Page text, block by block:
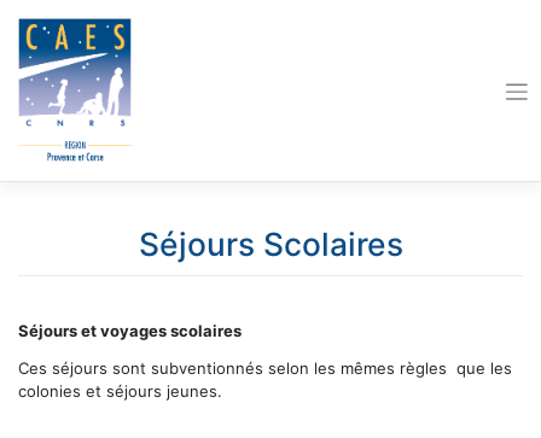
content
Séjours Scolaires
Séjours et voyages scolaires
Ces séjours sont subventionnés selon les mêmes règles que les
colonies et séjours jeunes.